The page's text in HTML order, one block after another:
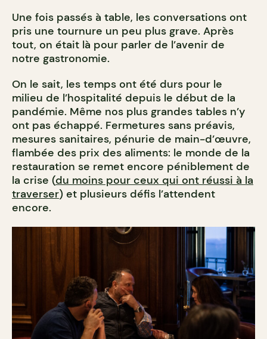
Une fois passés à table, les conversations ont
pris une tournure un peu plus grave. Après
tout, on était là pour parler de l’avenir de
notre gastronomie.
On le sait, les temps ont été durs pour le
milieu de l’hospitalité depuis le début de la
pandémie. Même nos plus grandes tables n’y
ont pas échappé. Fermetures sans préavis,
mesures sanitaires, pénurie de main-d’œuvre,
flambée des prix des aliments: le monde de la
restauration se remet encore péniblement de
la crise (du moins pour ceux qui ont réussi à la
traverser) et plusieurs défis l’attendent
encore.